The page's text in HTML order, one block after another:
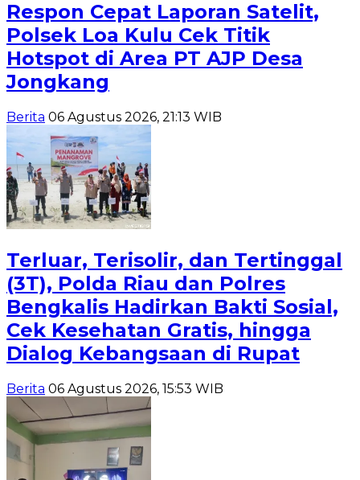
Respon Cepat Laporan Satelit,
Polsek Loa Kulu Cek Titik
Hotspot di Area PT AJP Desa
Jongkang
Berita 06 Agustus 2026, 21:13 WIB
Terluar, Terisolir, dan Tertinggal
(3T), Polda Riau dan Polres
Bengkalis Hadirkan Bakti Sosial,
Cek Kesehatan Gratis, hingga
Dialog Kebangsaan di Rupat
Berita 06 Agustus 2026, 15:53 WIB